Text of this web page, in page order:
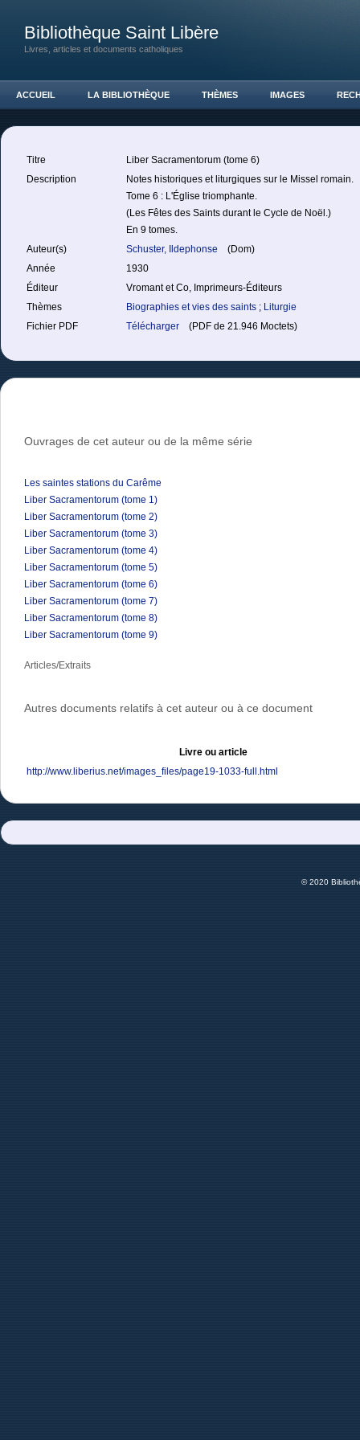
Bibliothèque Saint Libère
Livres, articles et documents catholiques
ACCUEIL LA BIBLIOTHÈQUE THÈMES IMAGES
Titre
Liber Sacramentorum (tome 6)
Description
Notes historiques et liturgiques sur le Missel romain.
Tome 6 : L'Église triomphante.
(Les Fêtes des Saints durant le Cycle de Noël.)
En 9 tomes.
Auteur(s)
Schuster, Ildephonse
(Dom)
Année
1930
Éditeur
Vromant et Co, Imprimeurs-Éditeurs
Thèmes
Biographies et vies des saints ; Liturgie
Fichier PDF
Télécharger (PDF de 21.946 Moctets)
Ouvrages de cet auteur ou de la même série
Les saintes stations du Carême
Liber Sacramentorum (tome 1)
Liber Sacramentorum (tome 2)
Liber Sacramentorum (tome 3)
Liber Sacramentorum (tome 4)
Liber Sacramentorum (tome 5)
Liber Sacramentorum (tome 6)
Liber Sacramentorum (tome 7)
Liber Sacramentorum (tome 8)
Liber Sacramentorum (tome 9)
Articles/Extraits
Autres documents relatifs à cet auteur ou à ce document
Livre ou article
http://www.liberius.net/images_files/page19-1033-full.html
© 2020